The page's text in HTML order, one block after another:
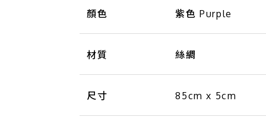
顏色 紫色 Purple
材質 絲綢
尺寸 85cm x 5cm